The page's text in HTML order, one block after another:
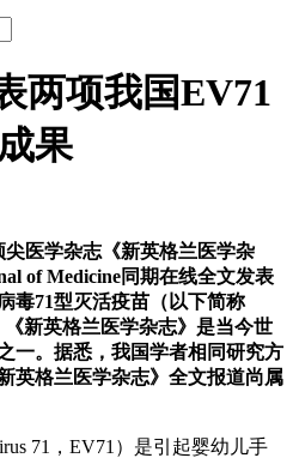
两项我国EV71
果
尖医学杂志《新英格兰医学杂
of Medicine同期在线全文发表
毒71型灭活疫苗（以下简称
新英格兰医学杂志》是当今世
一。据悉，我国学者相同研究方
英格兰医学杂志》全文报道尚属
71，EV71）是引起婴幼儿手